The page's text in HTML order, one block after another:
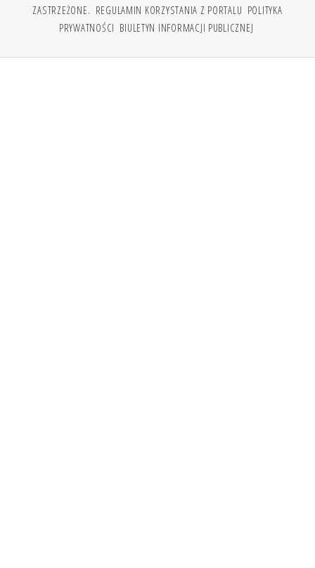
ZASTRZEŻONE. REGULAMIN KORZYSTANIA Z PORTALU POLITYKA
PRYWATNOŚCI BIULETYN INFORMACJI PUBLICZNEJ